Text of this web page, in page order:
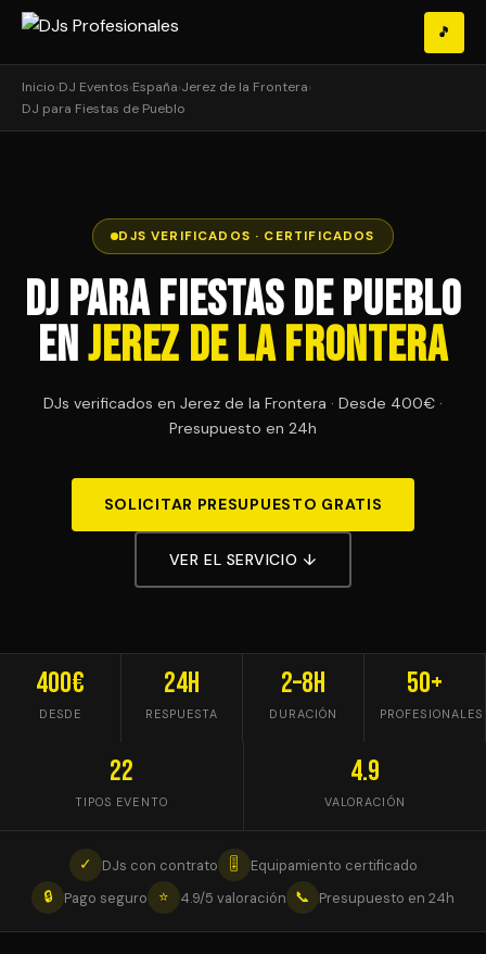
🎵
Inicio›DJ Eventos›España›Jerez de la Frontera›
DJ para Fiestas de Pueblo
DJS VERIFICADOS · CERTIFICADOS
DJ para Fiestas de Pueblo
enJerez de la Frontera
DJs verificados en Jerez de la Frontera · Desde 400€ ·
Presupuesto en 24h
SOLICITAR PRESUPUESTO GRATIS
VER EL SERVICIO ↓
400€
DESDE
24h
RESPUESTA
2–8h
DURACIÓN
50+
PROFESIONALES
22
TIPOS EVENTO
4.9
VALORACIÓN
✓ DJs con contrato 🎚
Equipamiento certificado
🔒
Pago seguro ⭐ 4.9/5 valoración 📞 Presupuesto en 24h